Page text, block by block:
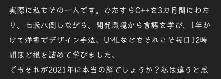
実際に私もその一人です。ひたすらC++を3カ月間にわた
り、 七転八倒し ながら、開発環境から言語を学び、
1年か
け て洋書でデザイン手法、 UML などをそれこそ毎日12時
間ほど根を詰めて学びました。
でもそれが2021年に本当の解でしょうか？ 私は違うと思